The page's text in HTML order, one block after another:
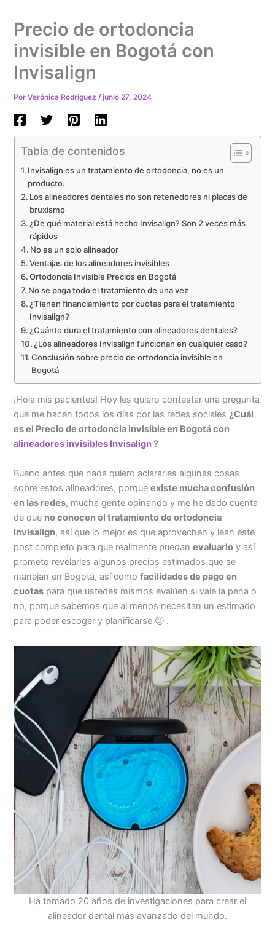
Precio de ortodoncia
invisible en Bogotá con
Invisalign
PorVerónica Rodriguez/junio 27, 2024
Tabla de contenidos
Invisalign es un tratamiento de ortodoncia, no es un
producto.
Los alineadores dentales no son retenedores ni placas de
bruxismo
¿De qué material está hecho Invisalign? Son 2 veces más
rápidos
No es un solo alineador
Ventajas de los alineadores invisibles
Ortodoncia Invisible Precios en Bogotá
No se paga todo el tratamiento de una vez
¿Tienen financiamiento por cuotas para el tratamiento
Invisalign?
¿Cuánto dura el tratamiento con alineadores dentales?
¿Los alineadores Invisalign funcionan en cualquier caso?
Conclusión sobre precio de ortodoncia invisible en
Bogotá
¡Hola mis pacientes! Hoy les quiero contestar una pregunta
que me hacen todos los días por las redes sociales ¿Cuál
es el Precio de ortodoncia invisible en Bogotá con
alineadores invisibles Invisalign?
Bueno antes que nada quiero aclararles algunas cosas
sobre estos alineadores, porqueexiste mucha confusión
en las redes, mucha gente opinando y me he dado cuenta
de que no conocen el tratamiento de ortodoncia
Invisalign, así que lo mejor es que aprovechen y lean este
post completo para que realmente puedanevaluarlo y así
prometo revelarles algunos precios estimados que se
manejan en Bogotá, así comofacilidades de pago en
cuotas para que ustedes mismos evalúen si vale la pena o
no, porque sabemos que al menos necesitan un estimado
para poder escoger y planificarse 🙂 .
Ha tomado 20 años de investigaciones para crear el
alineador dental más avanzado del mundo.